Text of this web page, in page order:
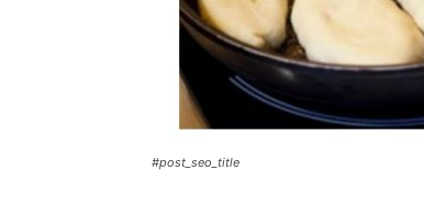
#post_seo_title